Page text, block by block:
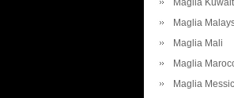
Maglia Kuwait
Maglia
Maglia Mali
Maglia
Maglia